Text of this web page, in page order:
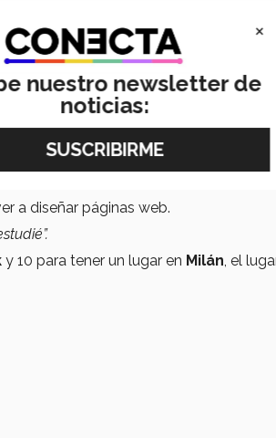
Monterrey . Actualmente da clases
padres.
que la gente la pudiera entender y
muy niño”,cuenta.
aprendió a diseñar páginas web.
a diseñar páginas web.
y 10 para tener un lugar en Milán, el
×
nuestro newsletter de
noticias: